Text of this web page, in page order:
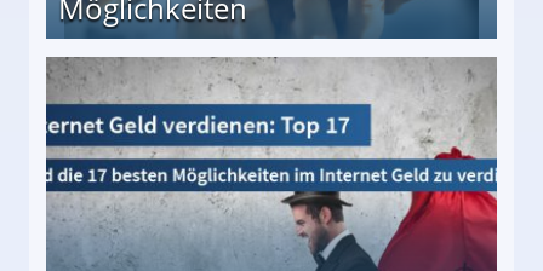
besten Möglichkeiten